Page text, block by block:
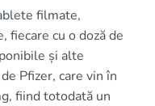
filmate,
fiecare cu o doză de
și alte
Pfizer, care vin în
fiind totodată un